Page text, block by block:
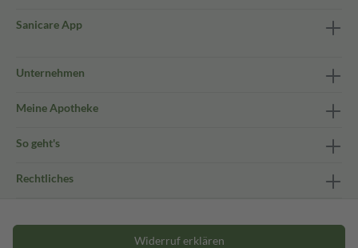
Sanicare App
Unternehmen
Meine Apotheke
So geht's
Rechtliches
Widerruf erklären